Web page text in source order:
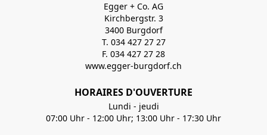
Egger + Co. AG
Kirchbergstr. 3
3400 Burgdorf
T. 034 427 27 27
F. 034 427 27 28
www.egger-burgdorf.ch
HORAIRES D'OUVERTURE
Lundi - jeudi
07:00 Uhr - 12:00 Uhr; 13:00 Uhr - 17:30 Uhr